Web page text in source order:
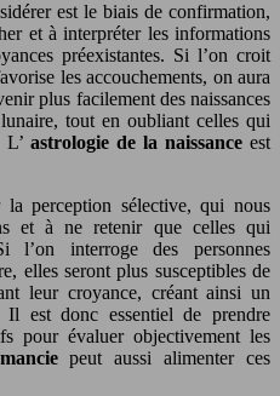
est le biais de confirmation,
et à interpréter les informations
préexistantes. Si l’on croit
les accouchements, on aura
plus facilement des naissances
tout en oubliant celles qui
L’ astrologie de la naissance est
perception sélective, qui nous
et à ne retenir que celles qui
l’on interroge des personnes
elles seront plus susceptibles de
leur croyance, créant ainsi un
est donc essentiel de prendre
pour évaluer objectivement les
peut aussi alimenter ces